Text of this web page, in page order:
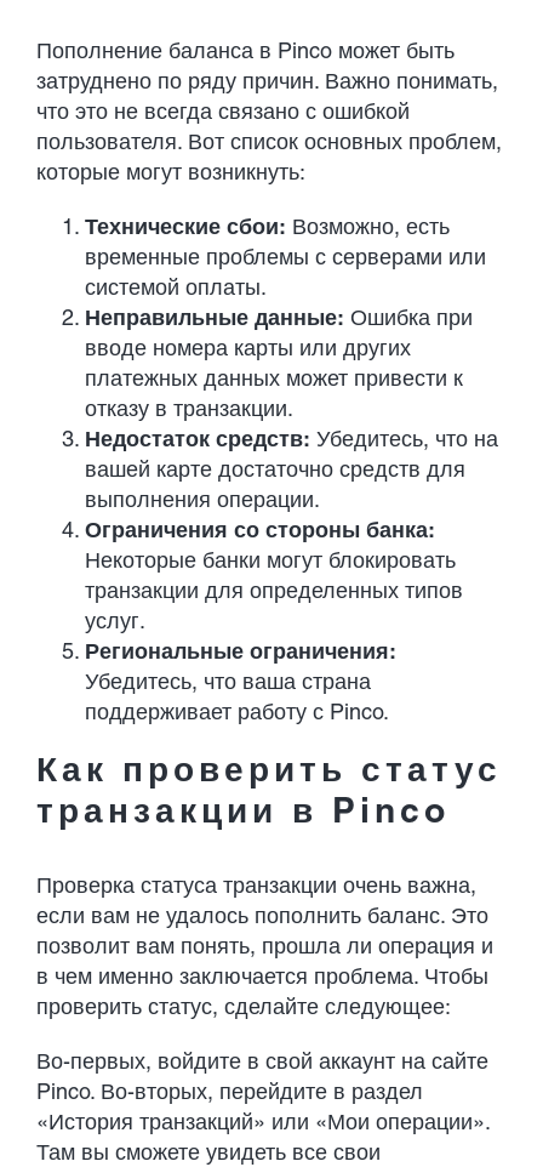
Пополнение баланса в Pinco может быть
затруднено по ряду причин. Важно понимать,
что это не всегда связано с ошибкой
пользователя. Вот список основных проблем,
которые могут возникнуть:
Технические сбои: Возможно, есть
временные проблемы с серверами или
системой оплаты.
Неправильные данные: Ошибка при
вводе номера карты или других
платежных данных может привести к
отказу в транзакции.
Недостаток средств: Убедитесь, что на
вашей карте достаточно средств для
выполнения операции.
Ограничения со стороны банка:
Некоторые банки могут блокировать
транзакции для определенных типов
услуг.
Региональные ограничения:
Убедитесь, что ваша страна
поддерживает работу с Pinco.
Как проверить статус
транзакции в Pinco
Проверка статуса транзакции очень важна,
если вам не удалось пополнить баланс. Это
позволит вам понять, прошла ли операция и
в чем именно заключается проблема. Чтобы
проверить статус, сделайте следующее:
Во-первых, войдите в свой аккаунт на сайте
Pinco. Во-вторых, перейдите в раздел
«История транзакций» или «Мои операции».
Там вы сможете увидеть все свои